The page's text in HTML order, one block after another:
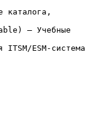
каталога,
— Учебные
ESM-система